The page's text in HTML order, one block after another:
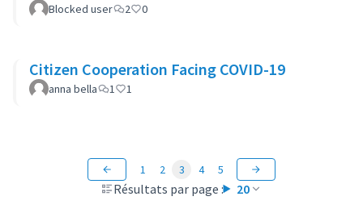
Blocked user 2 0
Citizen Cooperation Facing COVID-19
anna bella 1 1
Résultats par page : 20
1 2 3 4 5